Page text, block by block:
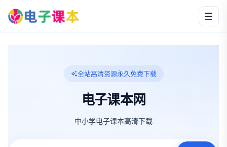
全站高清资源永久免费下载
电子课本网
中小学电子课本高清下载